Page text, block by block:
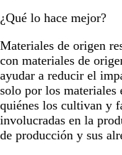
¿Qué lo hace mejor?
Materiales de origen
con materiales de
ayudar a reducir el
solo por los materiales
quiénes los cultivan y
involucradas en la
de producción y sus